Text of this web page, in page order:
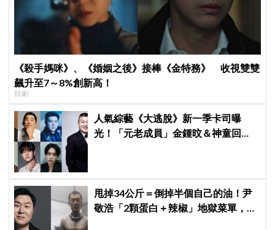
《殺手媽咪》、《婚姻之後》接棒《金特務》 收視雙雙
飆升至7～8%創新高！
韓劇
人氣綜藝《大逃脫》新一季卡司曝
光！「元老成員」金鍾旼＆神童回
甩掉34公斤＝倒掉半個自己的油！尹
敬浩「2顆蛋白＋辣椒」地獄菜單，你